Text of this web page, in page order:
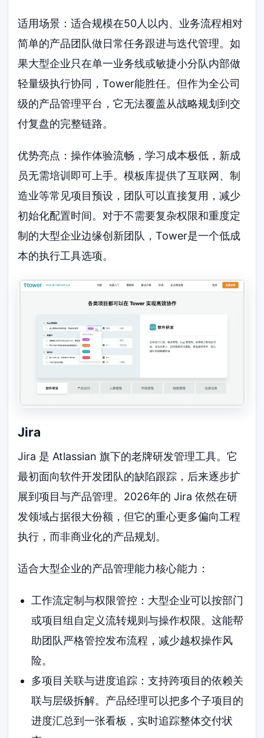
适用场景：适合规模在50人以内、业务流程相对
简单的产品团队做日常任务跟进与迭代管理。如
果大型企业只在单一业务线或敏捷小分队内部做
轻量级执行协同，Tower能胜任。但作为全公司
级的产品管理平台，它无法覆盖从战略规划到交
付复盘的完整链路。
优势亮点：操作体验流畅，学习成本极低，新成
员无需培训即可上手。模板库提供了互联网、制
造业等常见项目预设，团队可以直接复用，减少
初始化配置时间。对于不需要复杂权限和重度定
制的大型企业边缘创新团队，Tower是一个低成
本的执行工具选项。
Jira
Jira 是 Atlassian 旗下的老牌研发管理工具。它
最初面向软件开发团队的缺陷跟踪，后来逐步扩
展到项目与产品管理。2026年的 Jira 依然在研
发领域占据很大份额，但它的重心更多偏向工程
执行，而非商业化的产品规划。
适合大型企业的产品管理能力核心能力：
工作流定制与权限管控：大型企业可以按部门
或项目组自定义流转规则与操作权限。这能帮
助团队严格管控发布流程，减少越权操作风
险。
多项目关联与进度追踪：支持跨项目的依赖关
联与层级拆解。产品经理可以把多个子项目的
进度汇总到一张看板，实时追踪整体交付状